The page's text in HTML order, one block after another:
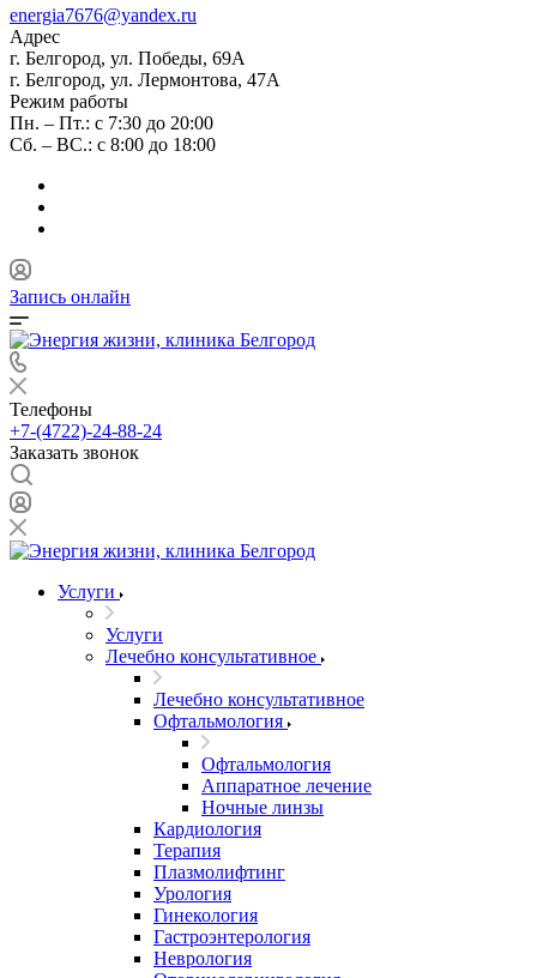
energia7676@yandex.ru
Адрес
г. Белгород, ул. Победы, 69А
г. Белгород, ул. Лермонтова, 47А
Режим работы
Пн. – Пт.: с 7:30 до 20:00
Сб. – ВС.: с 8:00 до 18:00
Запись онлайн
Телефоны
+7-(4722)-24-88-24
Заказать звонок
Услуги
Услуги
Лечебно консультативное
Лечебно консультативное
Офтальмология
Офтальмология
Аппаратное лечение
Ночные линзы
Кардиология
Терапия
Плазмолифтинг
Урология
Гинекология
Гастроэнтерология
Неврология